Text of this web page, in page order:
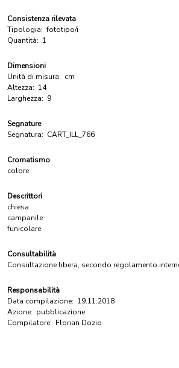
Consistenza rilevata
Tipologia: fototipo/i
Quantità: 1
Dimensioni
Unità di misura: cm
Altezza: 14
Larghezza: 9
Segnature
Segnatura: CART_ILL_766
Cromatismo
colore
Descrittori
chiesa
campanile
funicolare
Consultabilità
Consultazione libera, secondo regolamento
Responsabilità
Data compilazione: 19.11.2018
Azione: pubblicazione
Compilatore: Florian Dozio